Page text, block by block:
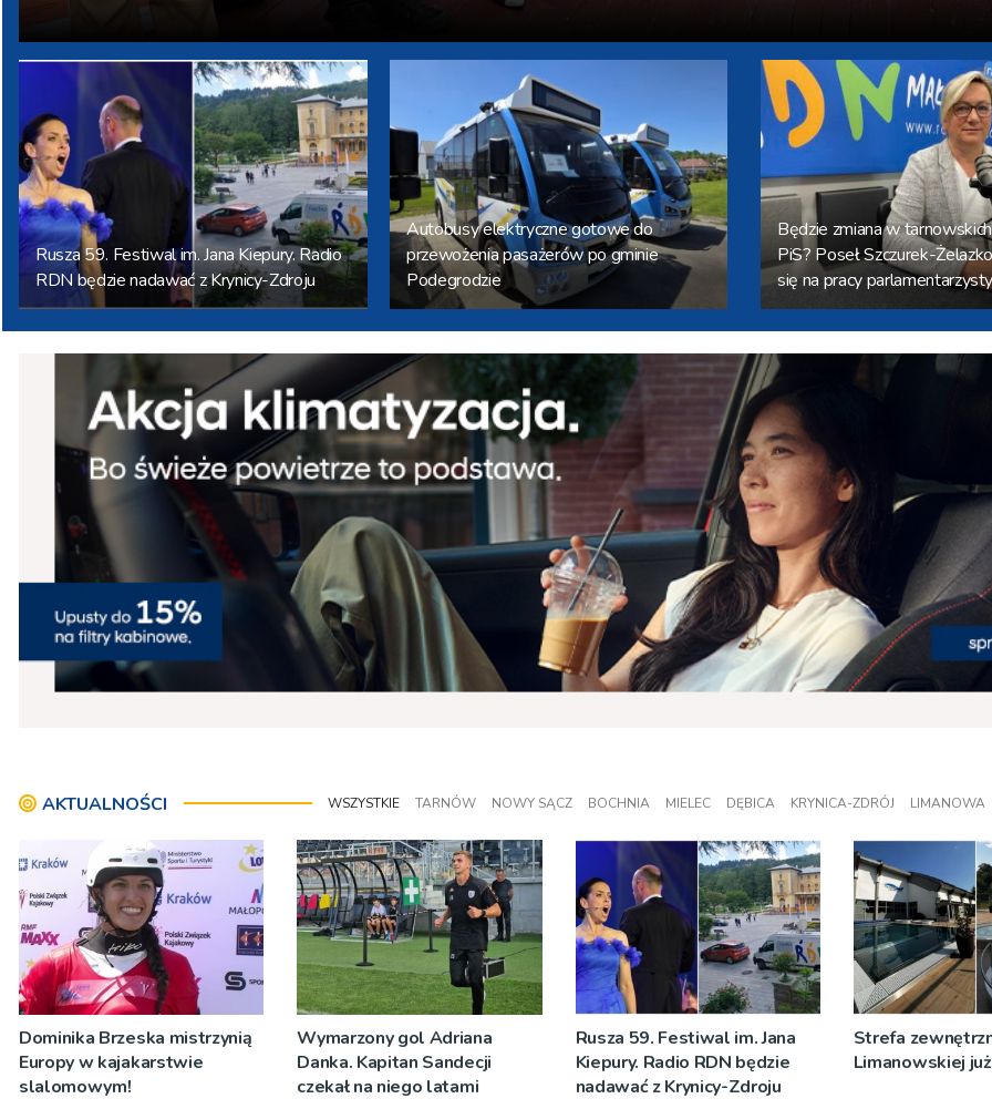
Rusza 59. Festiwal im. Jana Kiepury. Radio
RDN będzie nadawać z Krynicy-Zdroju
Autobusy elektryczne gotowe do
przewożenia pasażerów po gminie
Podegrodzie
Będzie zmiana w
PiS? Poseł Szczurek-
się na pracy
AKTUALNOŚCI WSZYSTKIE TARNÓW NOWY SĄCZ BOCHNIA MIELEC DĘBICA KRYNICA-ZDRÓJ LIMANOWA
Dominika Brzeska mistrzynią
Europy w kajakarstwie
slalomowym!
Wymarzony gol Adriana
Danka. Kapitan Sandecji
czekał na niego latami
Rusza 59. Festiwal im. Jana
Kiepury. Radio RDN będzie
nadawać z Krynicy-Zdroju
Strefa
Limanowskiej już